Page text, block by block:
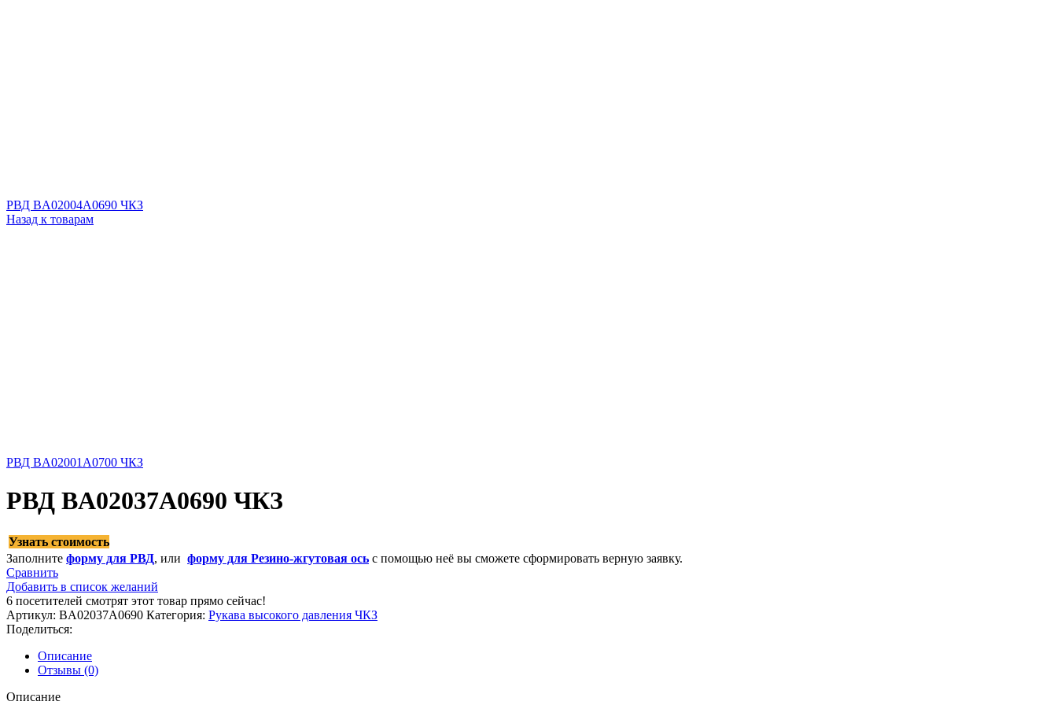
РВД BA02004A0690 ЧКЗ
Назад к товарам
РВД BA02001A0700 ЧКЗ
РВД BA02037А0690 ЧКЗ
Узнать стоимость
Заполните форму для РВД, или форму для Резино-жгутовая ось с помощью неё вы сможете сформировать верную заявку.
Сравнить
Добавить в список желаний
6 посетителей смотрят этот товар прямо сейчас!
Артикул: BA02037А0690 Категория: Рукава высокого давления ЧКЗ
Поделиться:
Описание
Отзывы (0)
Описание